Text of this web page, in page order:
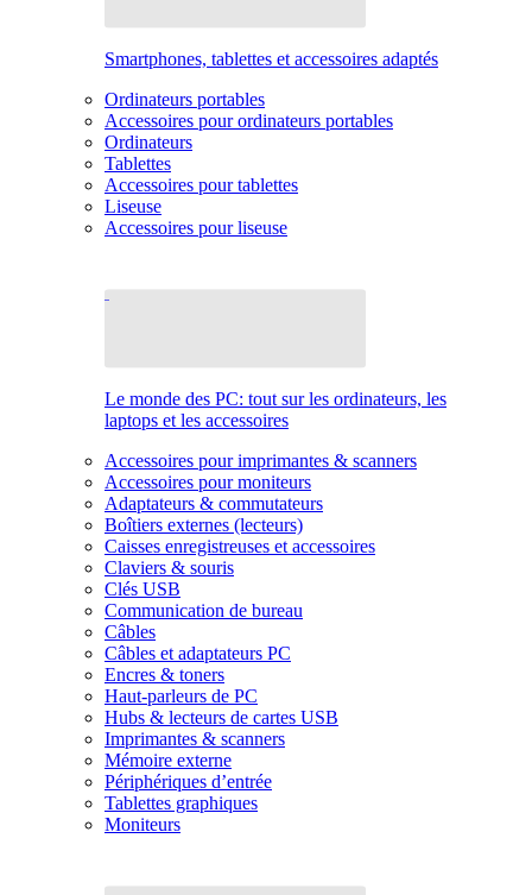
Smartphones, tablettes et accessoires adaptés
Ordinateurs portables
Accessoires pour ordinateurs portables
Ordinateurs
Tablettes
Accessoires pour tablettes
Liseuse
Accessoires pour liseuse
Le monde des PC: tout sur les ordinateurs, les
laptops et les accessoires
Accessoires pour imprimantes & scanners
Accessoires pour moniteurs
Adaptateurs & commutateurs
Boîtiers externes (lecteurs)
Caisses enregistreuses et accessoires
Claviers & souris
Clés USB
Communication de bureau
Câbles
Câbles et adaptateurs PC
Encres & toners
Haut-parleurs de PC
Hubs & lecteurs de cartes USB
Imprimantes & scanners
Mémoire externe
Périphériques d’entrée
Tablettes graphiques
Moniteurs